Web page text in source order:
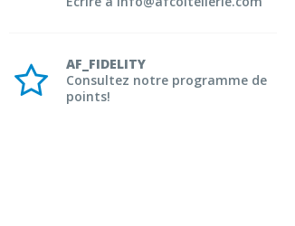
AF_FIDELITY
Consultez notre programme de
points!